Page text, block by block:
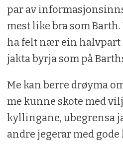
par av
mest like bra som
ha felt nær ein halvpart
jakta byrja som på
Me kan berre drøyma
me kunne skote med
kyllingane, ubegrensa
andre jegerar med gode